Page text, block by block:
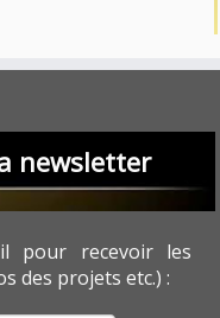
newsletter
pour recevoir les
des projets etc.) :